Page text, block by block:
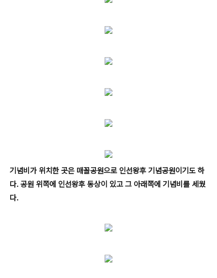
기념비가 위치한 곳은 매꼴공원으로 인선왕후 기념공원이기도 하
다. 공원 위쪽에 인선왕후 동상이 있고 그 아래쪽에 기념비를 세웠
다.